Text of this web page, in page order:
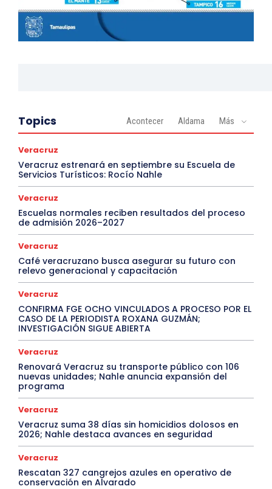
Topics Acontecer Aldama Más
Veracruz
Veracruz estrenará en septiembre su Escuela de
Servicios Turísticos: Rocío Nahle
Veracruz
Escuelas normales reciben resultados del proceso
de admisión 2026–2027
Veracruz
Café veracruzano busca asegurar su futuro con
relevo generacional y capacitación
Veracruz
CONFIRMA FGE OCHO VINCULADOS A PROCESO POR EL
CASO DE LA PERIODISTA ROXANA GUZMÁN;
INVESTIGACIÓN SIGUE ABIERTA
Veracruz
Renovará Veracruz su transporte público con 106
nuevas unidades; Nahle anuncia expansión del
programa
Veracruz
Veracruz suma 38 días sin homicidios dolosos en
2026; Nahle destaca avances en seguridad
Veracruz
Rescatan 327 cangrejos azules en operativo de
conservación en Alvarado